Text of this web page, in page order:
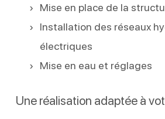
Mise en place de la
Installation des réseaux
électriques
Mise en eau et réglages
Une réalisation adaptée à